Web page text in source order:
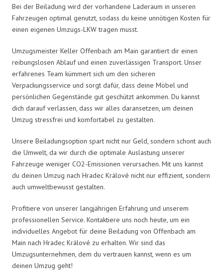
Bei der Beiladung wird der vorhandene Laderaum in unseren
Fahrzeugen optimal genutzt, sodass du keine unnötigen Kosten für
einen eigenen Umzugs-LKW tragen musst.
Umzugsmeister Keller Offenbach am Main garantiert dir einen
reibungslosen Ablauf und einen zuverlässigen Transport. Unser
erfahrenes Team kümmert sich um den sicheren
Verpackungsservice und sorgt dafür, dass deine Möbel und
persönlichen Gegenstände gut geschützt ankommen. Du kannst
dich darauf verlassen, dass wir alles daransetzen, um deinen
Umzug stressfrei und komfortabel zu gestalten.
Unsere Beiladungsoption spart nicht nur Geld, sondern schont auch
die Umwelt, da wir durch die optimale Auslastung unserer
Fahrzeuge weniger CO2-Emissionen verursachen. Mit uns kannst
du deinen Umzug nach Hradec Králové nicht nur effizient, sondern
auch umweltbewusst gestalten.
Profitiere von unserer langjährigen Erfahrung und unserem
professionellen Service. Kontaktiere uns noch heute, um ein
individuelles Angebot für deine Beiladung von Offenbach am
Main nach Hradec Králové zu erhalten. Wir sind das
Umzugsunternehmen, dem du vertrauen kannst, wenn es um
deinen Umzug geht!